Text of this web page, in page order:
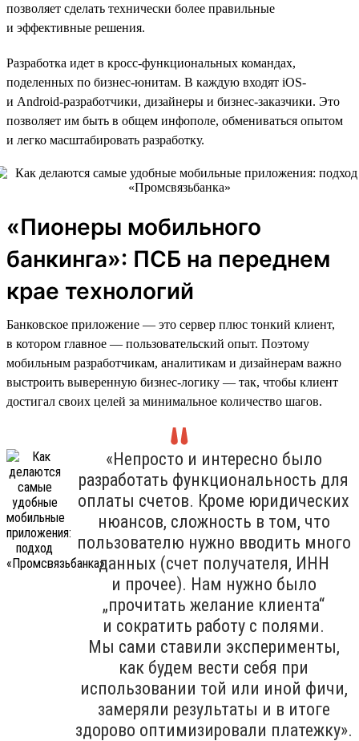
позволяет сделать технически более правильные
и эффективные решения.
Разработка идет в кросс-функциональных командах,
поделенных по бизнес-юнитам. В каждую входят iOS-
и Android-разработчики, дизайнеры и бизнес-заказчики. Это
позволяет им быть в общем инфополе, обмениваться опытом
и легко масштабировать разработку.
«Пионеры мобильного
банкинга»: ПСБ на переднем
крае технологий
Банковское приложение — это сервер плюс тонкий клиент,
в котором главное — пользовательский опыт. Поэтому
мобильным разработчикам, аналитикам и дизайнерам важно
выстроить выверенную бизнес-логику — так, чтобы клиент
достигал своих целей за минимальное количество шагов.
«Непросто и интересно было
разработать функциональность для
оплаты счетов. Кроме юридических
нюансов, сложность в том, что
пользователю нужно вводить много
данных (счет получателя, ИНН
и прочее). Нам нужно было
„прочитать желание клиента“
и сократить работу с полями.
Мы сами ставили эксперименты,
как будем вести себя при
использовании той или иной фичи,
замеряли результаты и в итоге
здорово оптимизировали платежку».